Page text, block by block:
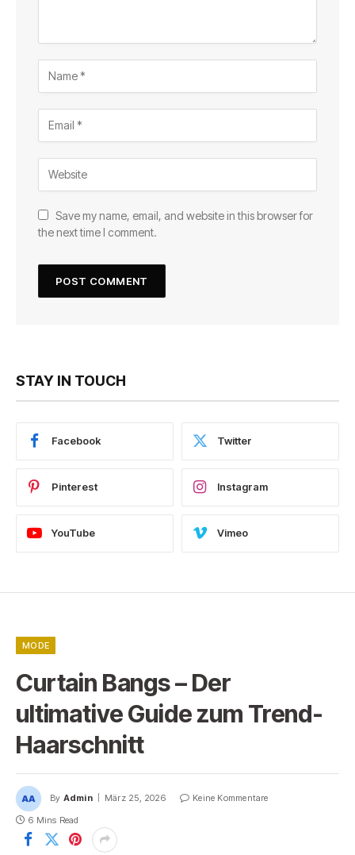
Save my name, email, and website in this browser for
the next time I comment.
STAY IN TOUCH
Facebook Twitter
Pinterest Instagram
YouTube Vimeo
MODE
Curtain Bangs – Der
ultimative Guide zum Trend-
Haarschnitt
By Admin März 25, 2026
Keine Kommentare
6 Mins Read